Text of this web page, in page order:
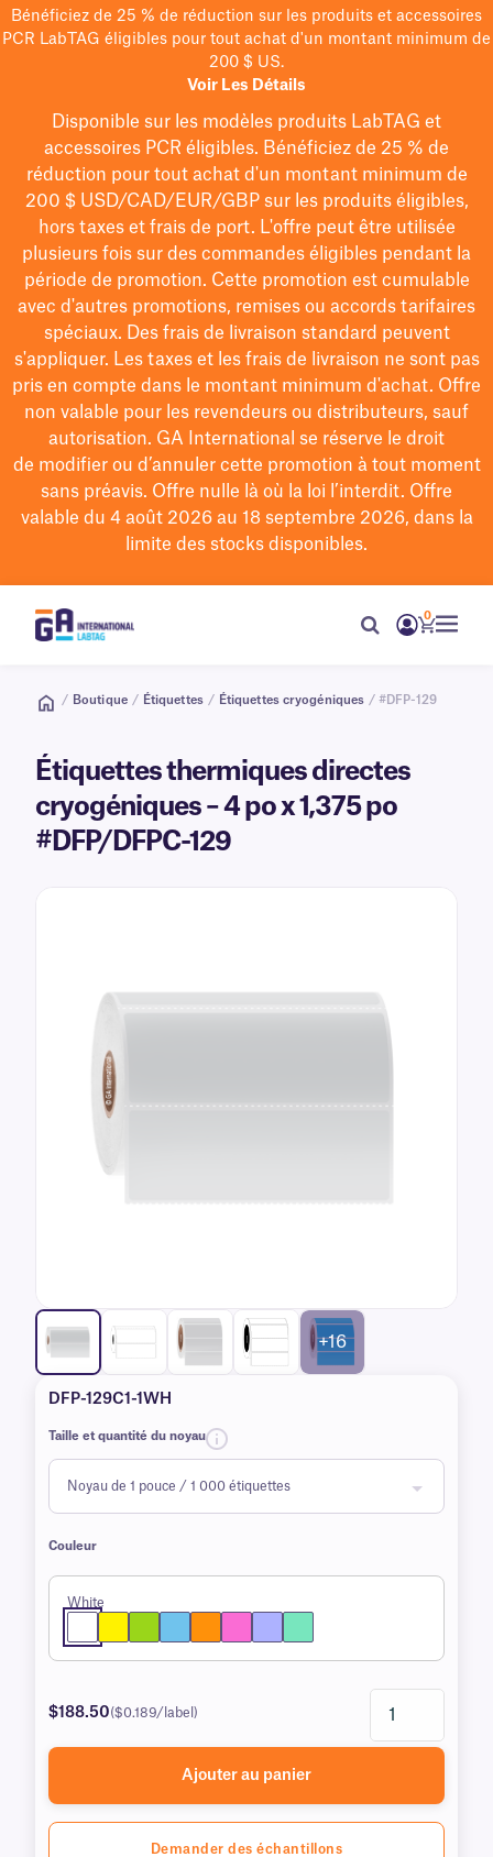
Bénéficiez de 25 % de réduction sur les produits et accessoires
PCR LabTAG éligibles pour tout achat d'un montant minimum de
200 $ US.
Voir Les Détails
Disponible sur les modèles produits LabTAG et
accessoires PCR éligibles. Bénéficiez de 25 % de
réduction pour tout achat d'un montant minimum de
200 $USD/CAD/EUR/GBPsur les produits éligibles,
hors taxes et frais de port. L'offre peut être utilisée
plusieurs fois sur des commandes éligibles pendant la
période de promotion. Cette promotion est cumulable
avec d'autres promotions, remises ou accords tarifaires
spéciaux. Des frais de livraison standard peuvent
s'appliquer. Les taxes et les frais de livraison ne sont pas
pris en compte dans le montant minimum d'achat. Offre
non valable pour les revendeurs ou distributeurs, sauf
autorisation. GA International se réserve le droit
de modifierou d’annuler cette promotion à tout moment
sans préavis. Offre nulle là où la loi l’interdit. Offre
valable du 4 août 2026 au 18 septembre 2026, dans la
limite des stocks disponibles.
0
/ Boutique / Étiquettes / Étiquettes cryogéniques / #DFP-129
Étiquettes thermiques directes
cryogéniques – 4 po x 1,375 po
#DFP/DFPC-129
+16
DFP-129C1-1WH
Taille et quantité du noyau
Couleur
White
$188.50($0.189/label)
Ajouter au panier
Demander des échantillons